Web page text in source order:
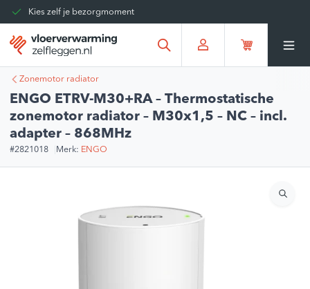
Kies zelf je bezorgmoment
Tot 30 dagen terug te sturen
Gratis verzending vanaf
€375,00*
Zonemotor radiator
ENGO ETRV-M30+RA – Thermostatische
zonemotor radiator – M30x1,5 – NC – incl.
adapter – 868MHz
#2821018 Merk: ENGO